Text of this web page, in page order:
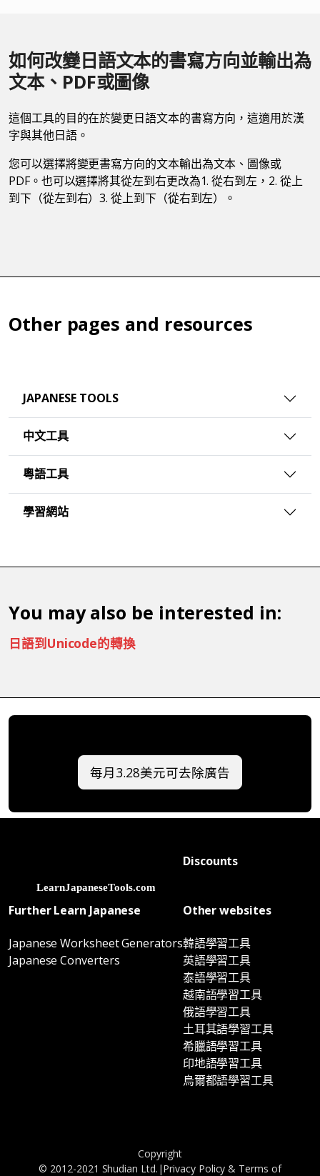
如何改變日語文本的書寫方向並輸出為
文本、PDF或圖像
這個工具的目的在於變更日語文本的書寫方向，這適用於漢
字與其他日語。
您可以選擇將變更書寫方向的文本輸出為文本、圖像或
PDF。也可以選擇將其從左到右更改為1. 從右到左，2. 從上
到下（從左到右）3. 從上到下（從右到左）。
Other pages and resources
JAPANESE TOOLS
中文工具
粵語工具
學習網站
You may also be interested in:
日語到Unicode的轉換
每月3.28美元可去除廣告
Discounts
Further Learn Japanese
Japanese Worksheet Generators
Japanese Converters
Other websites
韓語學習工具
英語學習工具
泰語學習工具
越南語學習工具
俄語學習工具
土耳其語學習工具
希臘語學習工具
印地語學習工具
烏爾都語學習工具
Copyright
© 2012-2021 Shudian Ltd.|Privacy Policy & Terms of